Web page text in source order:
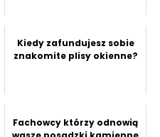
Kiedy zafundujesz sobie
znakomite plisy okienne?
Fachowcy którzy odnowią